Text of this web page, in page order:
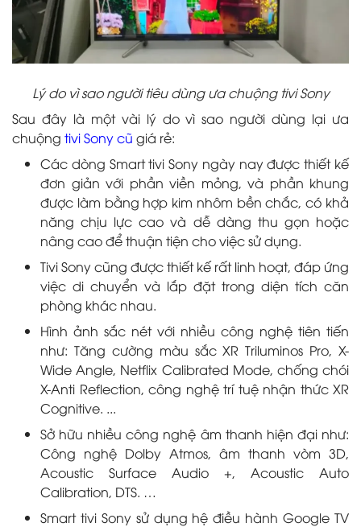
Lý do vì sao người tiêu dùng ưa chuộng tivi Sony
Sau đây là một vài lý do vì sao người dùng lại ưa
chuộng tivi Sony cũ giá rẻ:
Các dòng Smart tivi Sony ngày nay được thiết kế
đơn giản với phần viền mỏng, và phần khung
được làm bằng hợp kim nhôm bền chắc, có khả
năng chịu lực cao và dễ dàng thu gọn hoặc
nâng cao để thuận tiện cho việc sử dụng.
Tivi Sony cũng được thiết kế rất linh hoạt, đáp ứng
việc di chuyển và lắp đặt trong diện tích căn
phòng khác nhau.
Hình ảnh sắc nét với nhiều công nghệ tiên tiến
như: Tăng cường màu sắc XR Triluminos Pro, X-
Wide Angle, Netflix Calibrated Mode, chống chói
X-Anti Reflection, công nghệ trí tuệ nhận thức XR
Cognitive. ...
Sở hữu nhiều công nghệ âm thanh hiện đại như:
Công nghệ Dolby Atmos, âm thanh vòm 3D,
Acoustic Surface Audio +, Acoustic Auto
Calibration, DTS. …
Smart tivi Sony sử dụng hệ điều hành Google TV